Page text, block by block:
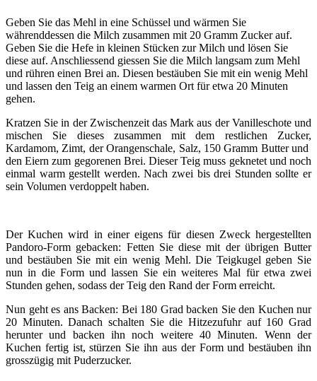
Geben Sie das Mehl in eine Schüssel und wärmen Sie
währenddessen die Milch zusammen mit 20 Gramm Zucker auf.
Geben Sie die Hefe in kleinen Stücken zur Milch und lösen Sie
diese auf. Anschliessend giessen Sie die Milch langsam zum Mehl
und rühren einen Brei an. Diesen bestäuben Sie mit ein wenig Mehl
und lassen den Teig an einem warmen Ort für etwa 20 Minuten
gehen.
Kratzen Sie in der Zwischenzeit das Mark aus der Vanilleschote und
mischen Sie dieses zusammen mit dem restlichen Zucker,
Kardamom, Zimt, der Orangenschale, Salz, 150 Gramm Butter und
den Eiern zum gegorenen Brei. Dieser Teig muss geknetet und noch
einmal warm gestellt werden. Nach zwei bis drei Stunden sollte er
sein Volumen verdoppelt haben.
Der Kuchen wird in einer eigens für diesen Zweck hergestellten
Pandoro-Form gebacken: Fetten Sie diese mit der übrigen Butter
und bestäuben Sie mit ein wenig Mehl. Die Teigkugel geben Sie
nun in die Form und lassen Sie ein weiteres Mal für etwa zwei
Stunden gehen, sodass der Teig den Rand der Form erreicht.
Nun geht es ans Backen: Bei 180 Grad backen Sie den Kuchen nur
20 Minuten. Danach schalten Sie die Hitzezufuhr auf 160 Grad
herunter und backen ihn noch weitere 40 Minuten. Wenn der
Kuchen fertig ist, stürzen Sie ihn aus der Form und bestäuben ihn
grosszügig mit Puderzucker.